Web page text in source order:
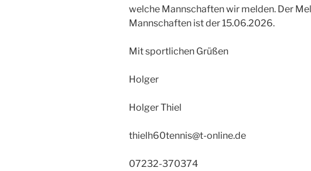
welche Mannschaften wir melden. Der
Mannschaften ist der 15.06.2026.
Mit sportlichen Grüßen
Holger
Holger Thiel
thielh60tennis@t-online.de
07232-370374